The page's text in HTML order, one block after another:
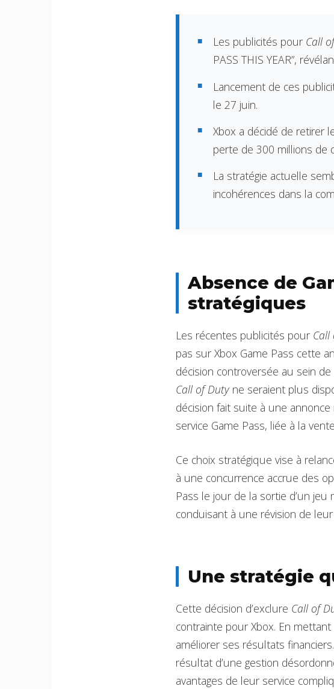
Les publicités pour Call
PASS THIS YEAR”,
Lancement de ces
le 27 juin.
Xbox a décidé de retirer
perte de 300 millions de
La stratégie actuelle
incohérences dans la
Absence de
stratégiques
Les récentes publicités pour
pas sur Xbox Game Pass cette
décision controversée au sein
Call of Dutyne seraient plus
décision fait suite à une
service Game Pass, liée à la
Ce choix stratégique vise à
à une concurrence accrue des
Pass le jour de la sortie d’un
conduisant à une révision de
Une stratégie
Cette décision d’exclure Call of
contrainte pour Xbox. En
améliorer ses résultats
résultat d’une gestion
avantages de leur service